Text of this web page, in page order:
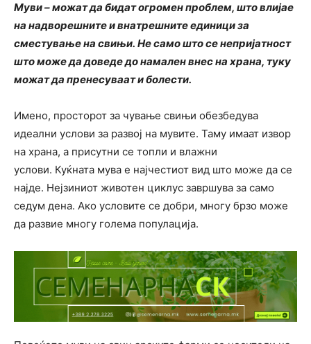
Муви – можат да бидат огромен проблем, што влијае
на надворешните и внатрешните единици за
сместување на свињи. Не само што се непријатност
што може да доведе до намален внес на храна, туку
можат да пренесуваат и болести.
Имено, просторот за чување свињи обезбедува
идеални услови за развој на мувите. Таму имаат извор
на храна, а присутни се топли и влажни
услови. Куќната мува е најчестиот вид што може да се
најде. Нејзиниот животен циклус завршува за само
седум дена. Ако условите се добри, многу брзо може
да развие многу голема популација.